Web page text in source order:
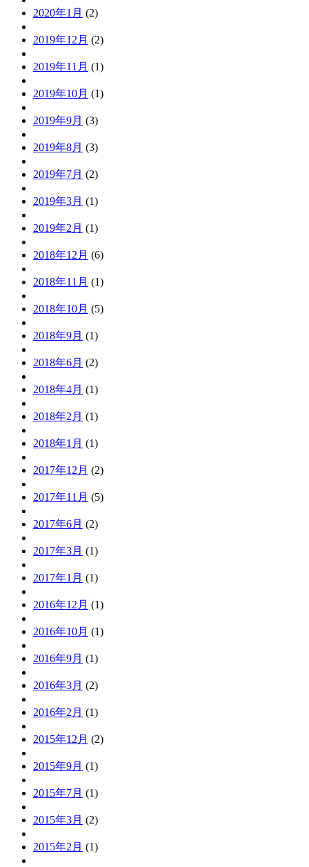
2020年1月 (2)
2019年12月 (2)
2019年11月 (1)
2019年10月 (1)
2019年9月 (3)
2019年8月 (3)
2019年7月 (2)
2019年3月 (1)
2019年2月 (1)
2018年12月 (6)
2018年11月 (1)
2018年10月 (5)
2018年9月 (1)
2018年6月 (2)
2018年4月 (1)
2018年2月 (1)
2018年1月 (1)
2017年12月 (2)
2017年11月 (5)
2017年6月 (2)
2017年3月 (1)
2017年1月 (1)
2016年12月 (1)
2016年10月 (1)
2016年9月 (1)
2016年3月 (2)
2016年2月 (1)
2015年12月 (2)
2015年9月 (1)
2015年7月 (1)
2015年3月 (2)
2015年2月 (1)